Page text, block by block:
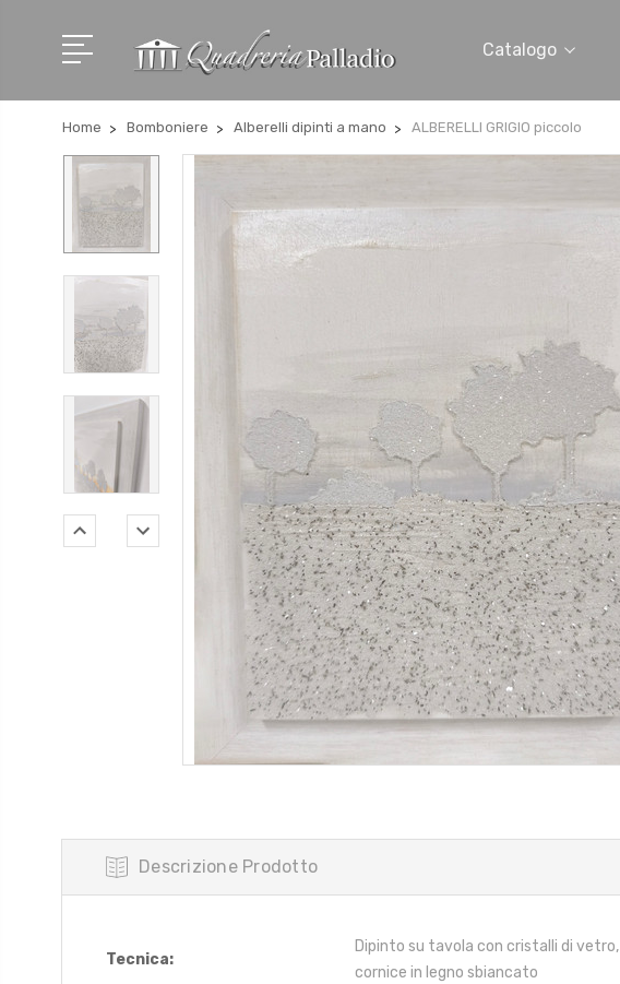
Catalogo
Home Bomboniere Alberelli dipinti a mano ALBERELLI GRIGIO piccolo
Descrizione Prodotto
Tecnica:
Dipinto su tavola con cristalli di vetro,
cornice in legno sbiancato